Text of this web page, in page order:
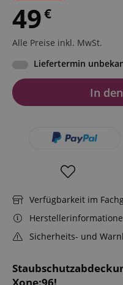
49€
Alle Preise inkl. MwSt.
Liefertermin
In
Verfügbarkeit im
Sicherheits- und